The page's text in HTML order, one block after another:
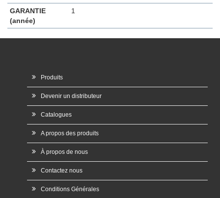
GARANTIE
(année)
1
Produits
Devenir un distributeur
Catalogues
A propos des produits
À propos de nous
Contactez nous
Conditions Générales